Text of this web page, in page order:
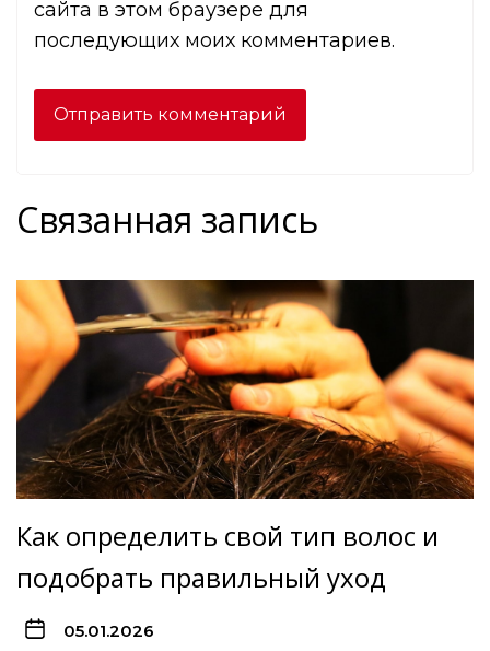
сайта в этом браузере для
последующих моих комментариев.
Связанная запись
Как определить свой тип волос и
подобрать правильный уход
05.01.2026